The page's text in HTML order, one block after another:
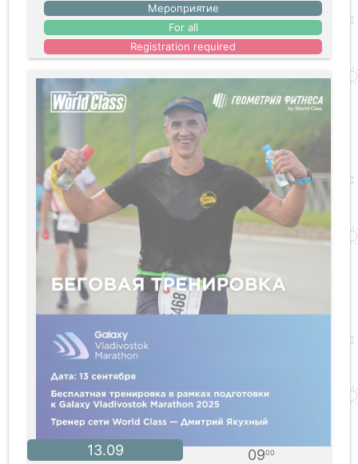
Мероприятие
For all
Registration required
13.09 0900